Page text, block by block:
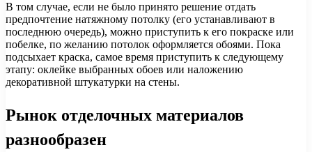
В том случае, если не было принято решение отдать
предпочтение натяжному потолку (его устанавливают в
последнюю очередь), можно приступить к его покраске или
побелке, по желанию потолок оформляется обоями. Пока
подсыхает краска, самое время приступить к следующему
этапу: оклейке выбранных обоев или наложению
декоративной штукатурки на стены.
Рынок отделочных материалов
разнообразен